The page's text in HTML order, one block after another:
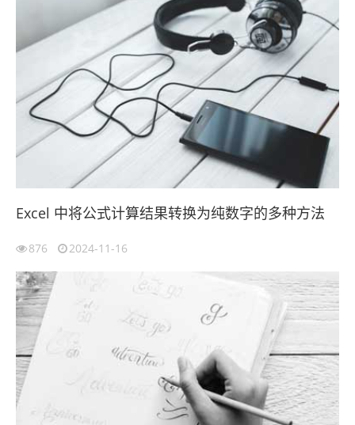
Excel 中将公式计算结果转换为纯数字的多种方法
876 2024-11-16